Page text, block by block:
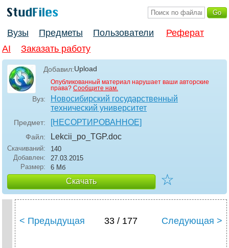
Вузы Предметы Пользователи
Реферат
AI
Заказать работу
Добавил:Upload
Опубликованный материал нарушает ваши авторские
права? Сообщите нам.
Вуз:
Новосибирский государственный
технический университет
Предмет: [НЕСОРТИРОВАННОЕ]
Файл: Lekcii_po_TGP.doc
Скачиваний:
140
Добавлен:
27.03.2015
Размер:
6 Мб
Скачать ☆
< Предыдущая 33 / 177 Следующая >